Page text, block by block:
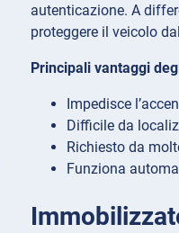
autenticazione. A
proteggere il veicolo
Principali vantaggi
Impedisce
Difficile da
Richiesto da
Funziona